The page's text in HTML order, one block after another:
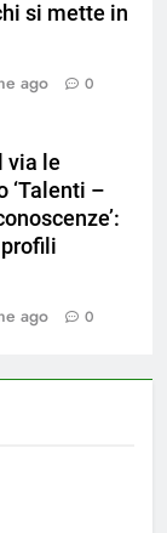
si mette in
ago 0
via le
‘Talenti –
ago 0